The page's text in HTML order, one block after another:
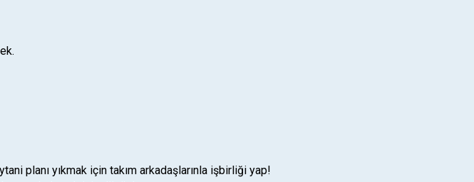
planı yıkmak için takım arkadaşlarınla işbirliği yap!